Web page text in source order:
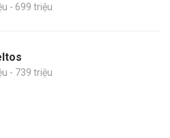
- 699 triệu
- 739 triệu